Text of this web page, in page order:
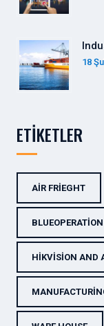
18
ETIKETLER
AIR FRIEGHT
BLUEOPERATION
HIKVISION AND